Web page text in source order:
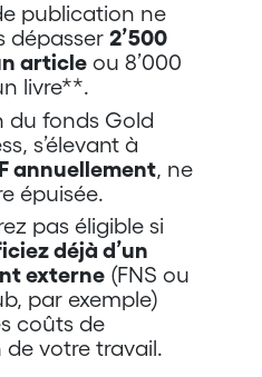
publication ne
dépasser 2’500
articleou 8’000
livre**.
du fonds Gold
s’élevant à
annuellement, ne
épuisée.
pas éligible si
déjà d’un
externe(FNS ou
par exemple)
coûts de
votre travail.